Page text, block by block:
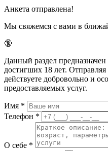
Анкета отправлена!
Мы свяжемся с вами в
🔞
Данный раздел
достигших 18 лет.
действуете добровольно и
предоставляемых услуг.
Имя *
Телефон *
О себе *